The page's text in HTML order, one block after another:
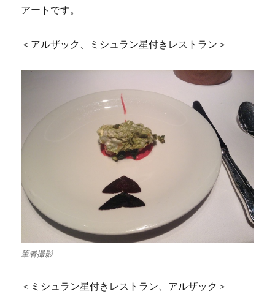
アートです。
＜アルザック、ミシュラン星付きレストラン＞
筆者撮影
＜ミシュラン星付きレストラン、アルザック＞